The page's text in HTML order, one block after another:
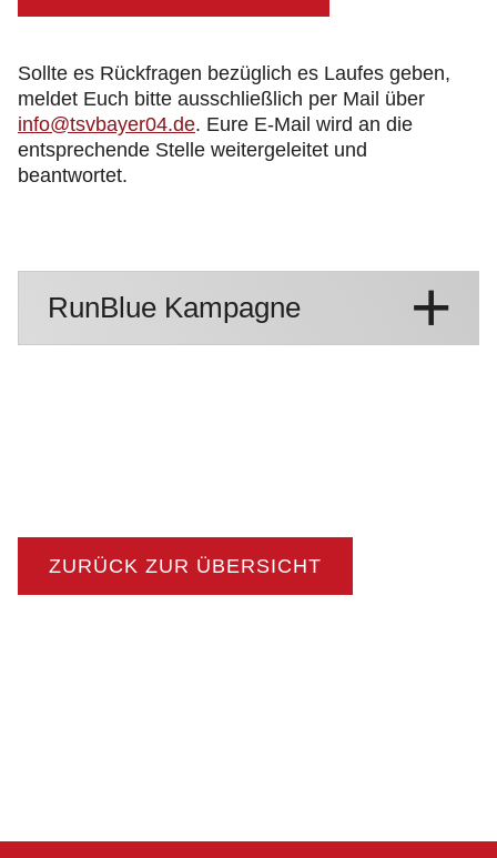
Sollte es Rückfragen bezüglich es Laufes geben,
meldet Euch bitte ausschließlich per Mail über
info@tsvbayer04.de. Eure E-Mail wird an die
entsprechende Stelle weitergeleitet und
beantwortet.
RunBlue Kampagne
ZURÜCK ZUR ÜBERSICHT